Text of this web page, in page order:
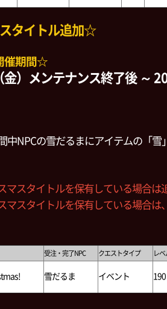
タイトル追加☆
催期間☆
金）メンテナンス終了後 ～
中NPCの雪だるまにアイテムの「雪
マスタイトルを保有している場合は
マスタイトルを保有している場合は
受注・完了NPC クエストタイプ レ
雪だるま イベント 190